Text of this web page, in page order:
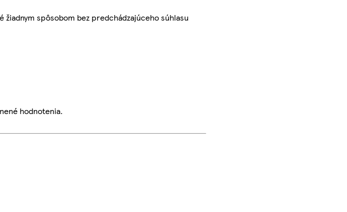
spôsobom bez predchádzajúceho súhlasu
hodnotenia.